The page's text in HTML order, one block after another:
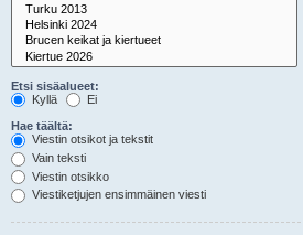
Etsi sisäalueet:
Kyllä
Ei
Hae täältä:
Viestin otsikot ja tekstit
Vain teksti
Viestin otsikko
Viestiketjujen ensimmäinen viesti